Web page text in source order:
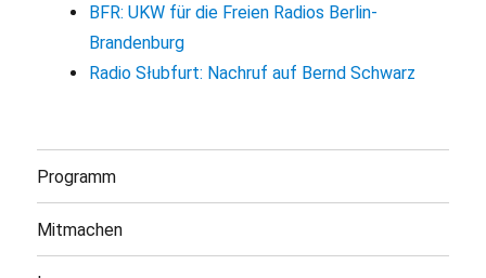
BFR: UKW für die Freien Radios Berlin-
Brandenburg
Radio Słubfurt: Nachruf auf Bernd Schwarz
Programm
Mitmachen